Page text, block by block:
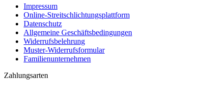
Impressum
Online-Streitschlichtungsplattform
Datenschutz
Allgemeine Geschäftsbedingungen
Widerrufsbelehrung
Muster-Widerrufsformular
Familienunternehmen
Zahlungsarten